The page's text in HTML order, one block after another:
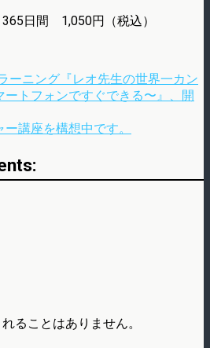
日間 1,050円（税込）
ーニング『レオ先生の世界一カン
ートフォンですぐできる〜』、開
講座を構想中です。
ることはありません。